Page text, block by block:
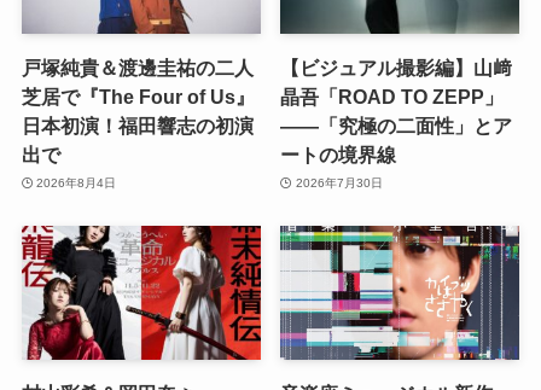
戸塚純貴＆渡邊圭祐の二人
芝居で『The Four of Us』
日本初演！福田響志の初演
出で
2026年8月4日
【ビジュアル撮影編】山﨑
晶吾「ROAD TO ZEPP」
――「究極の二面性」とア
ートの境界線
2026年7月30日